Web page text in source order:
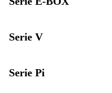
Serie V
Serie Pi